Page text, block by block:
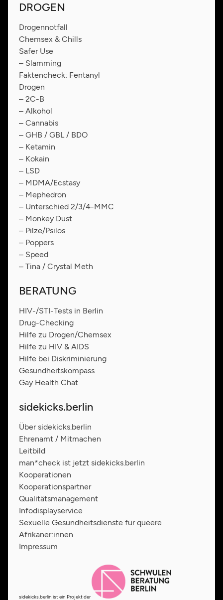
DROGEN
Drogennotfall
Chemsex & Chills
Safer Use
– Slamming
Faktencheck: Fentanyl
Drogen
– 2C-B
– Alkohol
– Cannabis
– GHB / GBL / BDO
– Ketamin
– Kokain
– LSD
– MDMA/Ecstasy
– Mephedron
– Unterschied 2/3/4-MMC
– Monkey Dust
– Pilze/Psilos
– Poppers
– Speed
– Tina / Crystal Meth
BERATUNG
HIV-/STI-Tests in Berlin
Drug-Checking
Hilfe zu Drogen/Chemsex
Hilfe zu HIV & AIDS
Hilfe bei Diskriminierung
Gesundheitskompass
Gay Health Chat
sidekicks.berlin
Über sidekicks.berlin
Ehrenamt / Mitmachen
Leitbild
man*check ist jetzt sidekicks.berlin
Kooperationen
Kooperationspartner
Qualitätsmanagement
Infodisplayservice
Sexuelle Gesundheitsdienste für queere
Afrikaner:innen
Impressum
sidekicks.berlin ist ein Projekt der